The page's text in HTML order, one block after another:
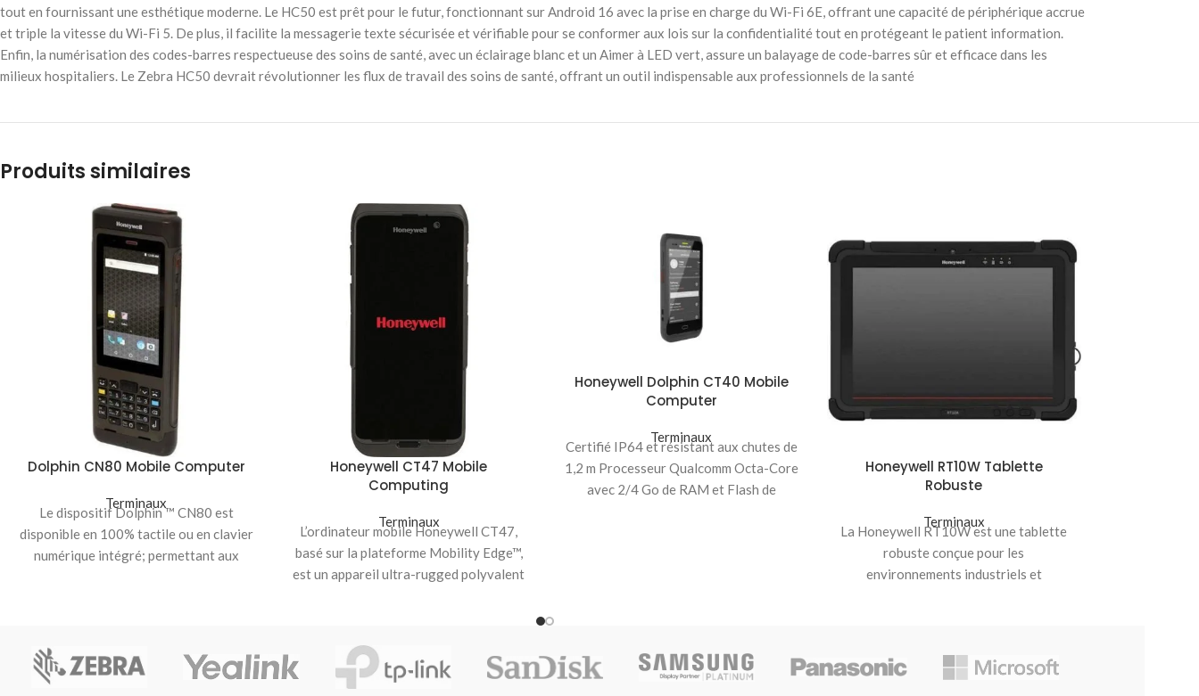
tout en fournissant une esthétique moderne. Le HC50 est prêt pour le futur, fonctionnant sur Android 16 avec la prise en charge du Wi-Fi 6E, offrant une capacité de périphérique accrue
et triple la vitesse du Wi-Fi 5. De plus, il facilite la messagerie texte sécurisée et vérifiable pour se conformer aux lois sur la confidentialité tout en protégeant le patient information.
Enfin, la numérisation des codes-barres respectueuse des soins de santé, avec un éclairage blanc et un Aimer à LED vert, assure un balayage de code-barres sûr et efficace dans les
milieux hospitaliers. Le Zebra HC50 devrait révolutionner les flux de travail des soins de santé, offrant un outil indispensable aux professionnels de la santé
Produits similaires
Dolphin CN80 Mobile Computer
Terminaux
Le dispositif Dolphin ™ CN80 est
disponible en 100% tactile ou en clavier
numérique intégré; permettant aux
Honeywell CT47 Mobile
Computing
Terminaux
L’ordinateur mobile Honeywell CT47,
basé sur la plateforme Mobility Edge™,
est un appareil ultra-rugged polyvalent
Honeywell Dolphin CT40 Mobile
Computer
Terminaux
Certifié IP64 et résistant aux chutes de
1,2 m Processeur Qualcomm Octa-Core
avec 2/4 Go de RAM et Flash de
Honeywell RT10W Tablette
Robuste
Terminaux
La Honeywell RT10W est une tablette
robuste conçue pour les
environnements industriels et